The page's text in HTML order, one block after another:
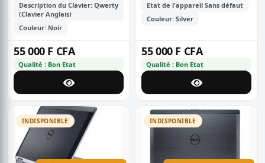
Description du Clavier: Qwerty
(Clavier Anglais)
Couleur: Noir
55 000 F CFA
Qualité : Bon Etat
Etat de l'appareil Sans défaut
Couleur: Silver
55 000 F CFA
Qualité : Bon Etat
INDISPONIBLE INDISPONIBLE